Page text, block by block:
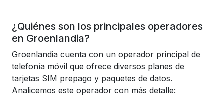
¿Quiénes son los principales operadores
en Groenlandia?
Groenlandia cuenta con un operador principal de
telefonía móvil que ofrece diversos planes de
tarjetas SIM prepago y paquetes de datos.
Analicemos este operador con más detalle: